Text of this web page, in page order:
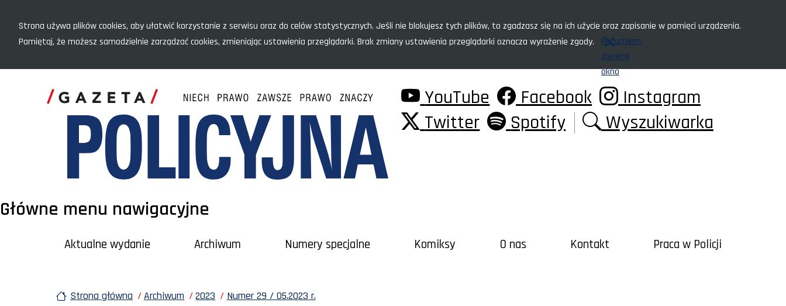
Strona używa plików cookies, aby ułatwić korzystanie z serwisu oraz do celów statystycznych. Jeśli nie blokujesz tych plików, to zgadzasz się na ich użycie oraz zapisanie w pamięci urządzenia.
Pamiętaj, że możesz samodzielnie zarządzać cookies, zmieniając ustawienia przeglądarki. Brak zmiany ustawienia przeglądarki oznacza wyrażenie zgody.
Rozumiem,
zamknij
okno
YouTube Facebook
Instagram
Twitter
Spotify Wyszukiwarka
Główne menu nawigacyjne
Aktualne wydanie Archiwum Numery specjalne Komiksy O nas Kontakt Praca w Policji
Strona główna Archiwum 2023 Numer 29 / 05.2023 r.